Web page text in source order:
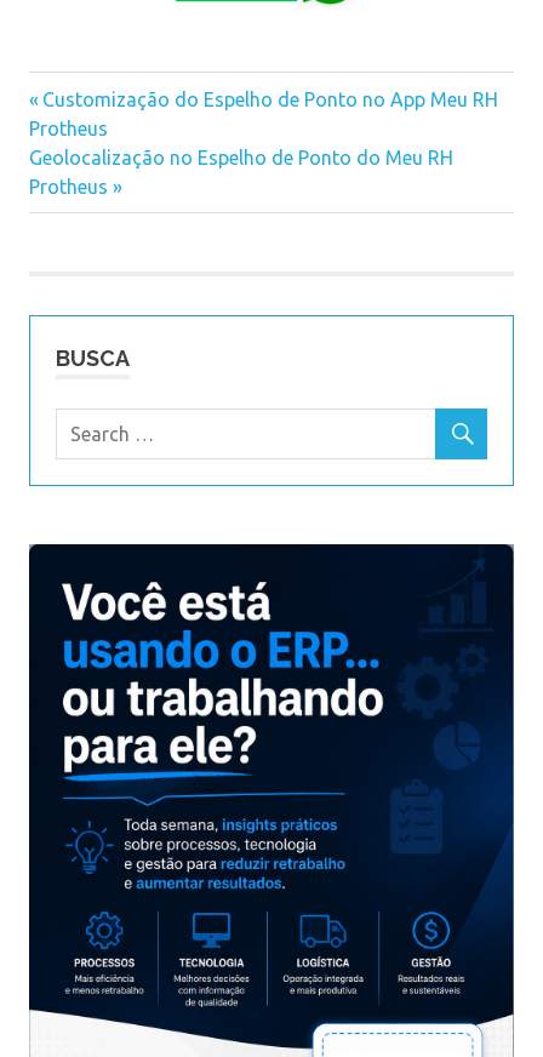
Navegação
de
Post
Previous
Post:
Customização do Espelho de Ponto no App Meu RH
Protheus
Next
Post:
Geolocalização no Espelho de Ponto do Meu RH
Protheus
BUSCA